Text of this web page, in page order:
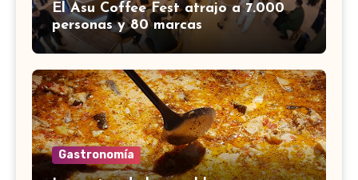
El Asu Coffee Fest atrajo a 7.000
personas y 80 marcas
Gastronomía